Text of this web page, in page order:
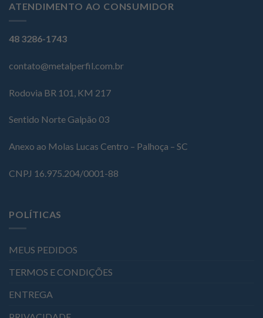
ATENDIMENTO AO CONSUMIDOR
48 3286-1743
contato@metalperfil.com.br
Rodovia BR 101, KM 217
Sentido Norte Galpão 03
Anexo ao Molas Lucas Centro – Palhoça – SC
CNPJ 16.975.204/0001-88
POLÍTICAS
MEUS PEDIDOS
TERMOS E CONDIÇÕES
ENTREGA